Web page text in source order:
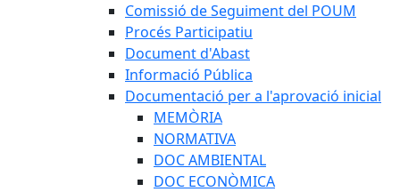
Comissió de Seguiment del POUM
Procés Participatiu
Document d'Abast
Informació Pública
Documentació per a l'aprovació inicial
MEMÒRIA
NORMATIVA
DOC AMBIENTAL
DOC ECONÒMICA